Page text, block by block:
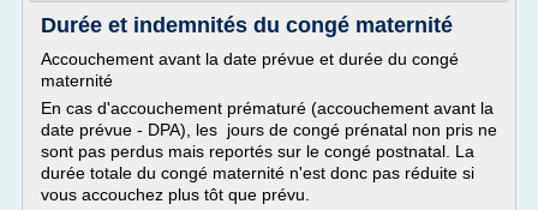
Durée et indemnités du congé maternité
Accouchement avant la date prévue et durée du congé
maternité
En cas d'accouchement prématuré (accouchement avant la
date prévue - DPA), les jours de congé prénatal non pris ne
sont pas perdus mais reportés sur le congé postnatal. La
durée totale du congé maternité n'est donc pas réduite si
vous accouchez plus tôt que prévu.